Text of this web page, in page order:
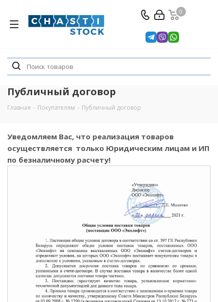
0
Публичный договор
Главная - Покупателям - Публичный договор
Уведомляем Вас, что реализация товаров
осуществляется только Юридическим лицам и ИП
по безналичному расчету!